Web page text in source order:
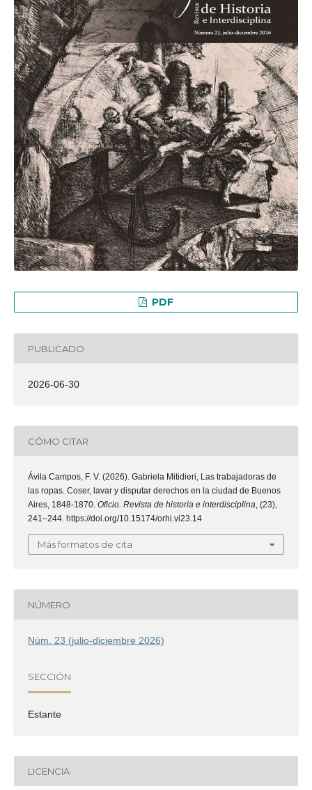
PDF
PUBLICADO
2026-06-30
CÓMO CITAR
Ávila Campos, F. V. (2026). Gabriela Mitidieri, Las trabajadoras de
las ropas. Coser, lavar y disputar derechos en la ciudad de Buenos
Aires, 1848-1870. Oficio. Revista de historia e interdisciplina, (23),
241–244. https://doi.org/10.15174/orhi.vi23.14
Más formatos de cita
NÚMERO
Núm. 23 (julio-diciembre 2026)
SECCIÓN
Estante
LICENCIA